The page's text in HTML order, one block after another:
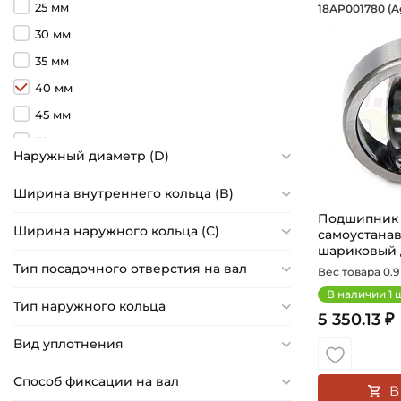
25 мм
30 мм
35 мм
40 мм
45 мм
50 мм
95 мм
Наружный диаметр (D)
Ширина внутреннего кольца (B)
Ширина наружного кольца (С)
Тип посадочного отверстия на вал
Тип наружного кольца
Вид уплотнения
Способ фиксации на вал
18AP001780
Подшипник
шариковый
ва...
Вес товара 0.9
В наличии 1
5 350.13 ₽